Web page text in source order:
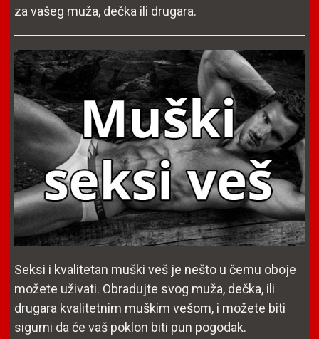
za vašeg muža, dečka ili drugara.
Seksi i kvalitetan muški veš je nešto u čemu oboje
možete uživati. Obradujte svog muža, dečka, ili
drugara kvalitetnim muškim vešom, i možete biti
sigurni da će vaš poklon biti pun pogodak.